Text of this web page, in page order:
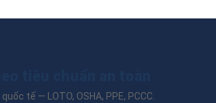
tế — LOTO, OSHA, PPE, PCCC.